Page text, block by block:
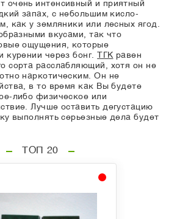
очень интенсивный и приятный
запах, с небольшим кисло-
как у земляники или лесных ягод.
вкусами, так что
ощущения, которые
курении через бонг.
ТГК равен
сорта расслабляющий, хотя он не
наркотическим. Он не
в то время как Вы будете
либо физическое или
Лучше оставить дегустацию
выполнять серьезные дела будет
ТОП 20